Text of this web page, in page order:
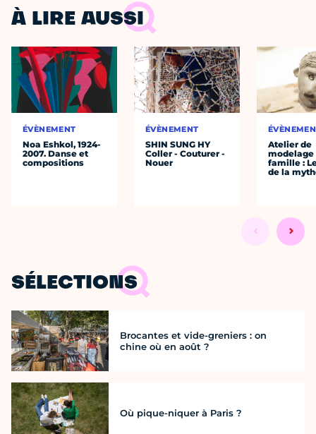
À LIRE AUSSI
ÉVÈNEMENT
Noa Eshkol, 1924-
2007. Danse et
compositions
ÉVÈNEMENT
SHIN SUNG HY
Coller - Couturer -
Nouer
Atelier de
modelage
famille :
de la
SÉLECTIONS
Brocantes et vide-greniers : on
chine où en août ?
Où pique-niquer à Paris ?